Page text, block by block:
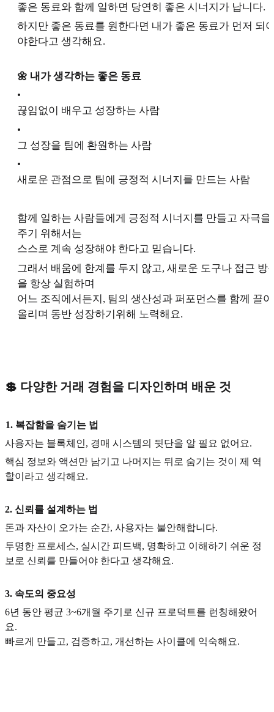
좋은 동료와 함께 일하면 당연히 좋은 시너지가 납니다.
하지만 좋은 동료를 원한다면 내가 좋은 동료가 먼저 되
야한다고 생각해요.
🌼 내가 생각하는 좋은 동료
•
끊임없이 배우고 성장하는 사람
•
그 성장을 팀에 환원하는 사람
•
새로운 관점으로 팀에 긍정적 시너지를 만드는 사람
함께 일하는 사람들에게 긍정적 시너지를 만들고 자극을
주기 위해서는
스스로 계속 성장해야 한다고 믿습니다.
그래서 배움에 한계를 두지 않고, 새로운 도구나 접근 방
을 항상 실험하며
어느 조직에서든지, 팀의 생산성과 퍼포먼스를 함께 끌어
올리며 동반 성장하기위해 노력해요.
💲 다양한 거래 경험을 디자인하며 배운 것
1. 복잡함을 숨기는 법
사용자는 블록체인, 경매 시스템의 뒷단을 알 필요 없어요.
핵심 정보와 액션만 남기고 나머지는 뒤로 숨기는 것이 제 역
할이라고 생각해요.
2. 신뢰를 설계하는 법
돈과 자산이 오가는 순간, 사용자는 불안해합니다.
투명한 프로세스, 실시간 피드백, 명확하고 이해하기 쉬운 정
보로 신뢰를 만들어야 한다고 생각해요.
3. 속도의 중요성
6년 동안 평균 3~6개월 주기로 신규 프로덕트를 런칭해왔어
요.
빠르게 만들고, 검증하고, 개선하는 사이클에 익숙해요.